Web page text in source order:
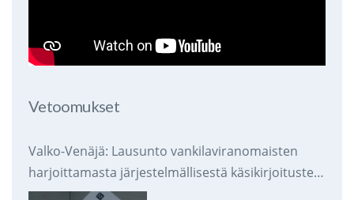
Vetoomukset
Valko-Venäjä: Lausunto vankilaviranomaisten
harjoittamasta järjestelmällisestä käsikirjoitusten
takavarikoinnista ja tuhoamisesta